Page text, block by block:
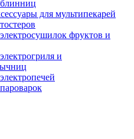
для мультипекарей
фруктов и
и